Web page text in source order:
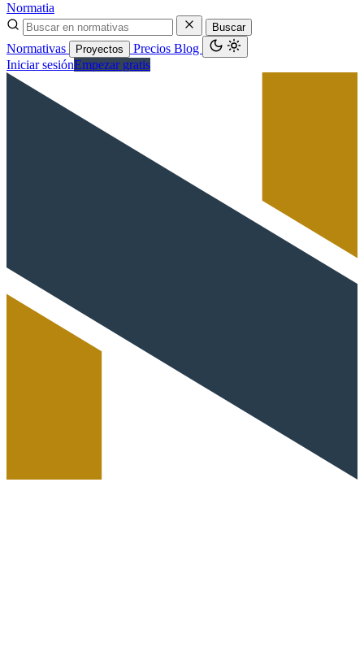
Normatia
Buscar
Normativas Proyectos Precios Blog
Iniciar sesiónEmpezar gratis